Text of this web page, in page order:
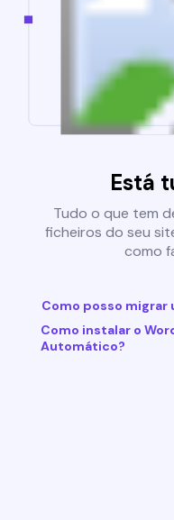
Está
Tudo o que tem
ficheiros do seu
como
Como posso migrar
Como instalar o
Automático?